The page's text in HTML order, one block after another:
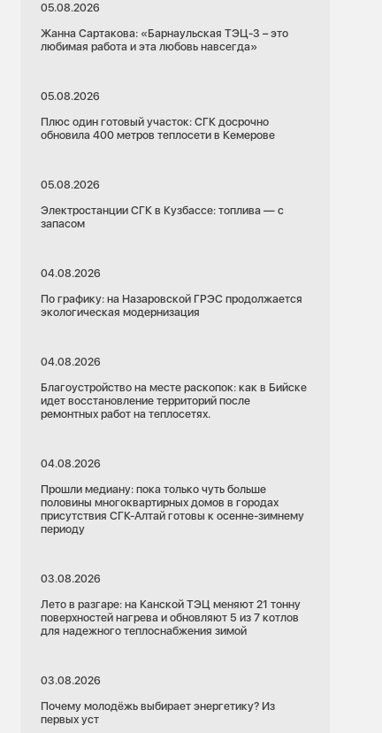
05.08.2026
Жанна Сартакова: «Барнаульская ТЭЦ-3 – это
любимая работа и эта любовь навсегда»
05.08.2026
Плюс один готовый участок: СГК досрочно
обновила 400 метров теплосети в Кемерове
05.08.2026
Электростанции СГК в Кузбассе: топлива — с
запасом
04.08.2026
По графику: на Назаровской ГРЭС продолжается
экологическая модернизация
04.08.2026
Благоустройство на месте раскопок: как в Бийске
идет восстановление территорий после
ремонтных работ на теплосетях.
04.08.2026
Прошли медиану: пока только чуть больше
половины многоквартирных домов в городах
присутствия СГК-Алтай готовы к осенне-зимнему
периоду
03.08.2026
Лето в разгаре: на Канской ТЭЦ меняют 21 тонну
поверхностей нагрева и обновляют 5 из 7 котлов
для надежного теплоснабжения зимой
03.08.2026
Почему молодёжь выбирает энергетику? Из
первых уст